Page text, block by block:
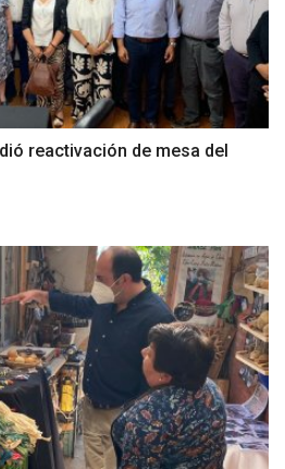
reactivación de mesa del